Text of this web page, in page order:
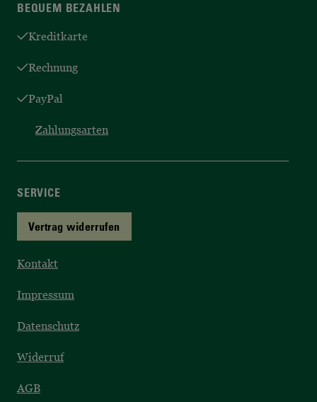
BEQUEM BEZAHLEN
Kreditkarte
Rechnung
PayPal
Zahlungsarten
SERVICE
Vertrag widerrufen
Kontakt
Impressum
Datenschutz
Widerruf
AGB